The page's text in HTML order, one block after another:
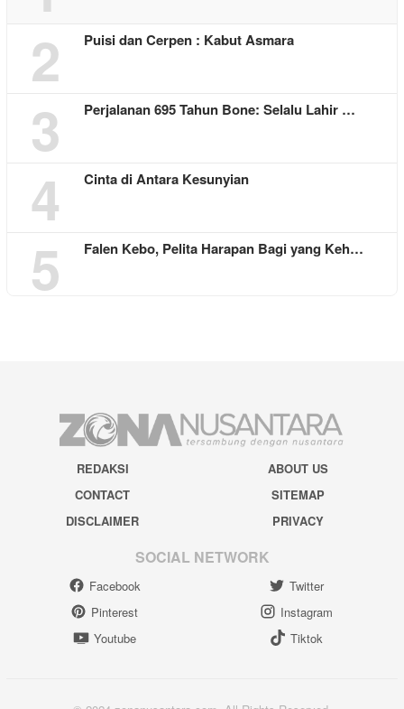
2 Puisi dan Cerpen : Kabut Asmara
3 Perjalanan 695 Tahun Bone: Selalu Lahir …
4 Cinta di Antara Kesunyian
5 Falen Kebo, Pelita Harapan Bagi yang Keh…
REDAKSI
ABOUT US
CONTACT
SITEMAP
DISCLAIMER
PRIVACY
SOCIAL NETWORK
Facebook
Twitter
Pinterest
Instagram
Youtube
Tiktok